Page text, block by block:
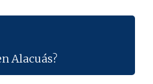
Alacuás?